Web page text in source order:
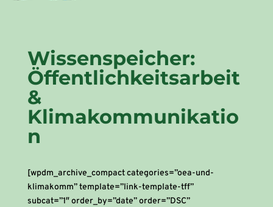
Wissenspeicher:
Öffentlichkeitsarbeit
&
Klimakommunikatio
n
[wpdm_archive_compact categories=”oea-und-
klimakomm” template=”link-template-tff”
subcat=”1″ order_by=”date” order=”DSC”